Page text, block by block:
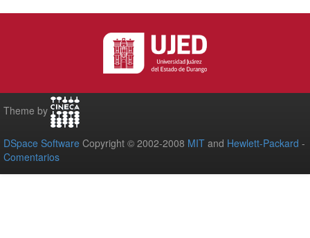
Theme by
DSpace Software Copyright © 2002-2008 MIT and Hewlett-Packard -
Comentarios